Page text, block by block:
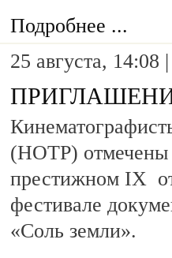
Подробнее ...
25 августа, 14:08
(НОТР)
престижном IX
фестивале
«Соль земли».